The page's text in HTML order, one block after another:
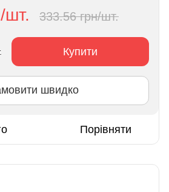
шт. 333.56 грн/шт.
Купити
швидко
Порівняти